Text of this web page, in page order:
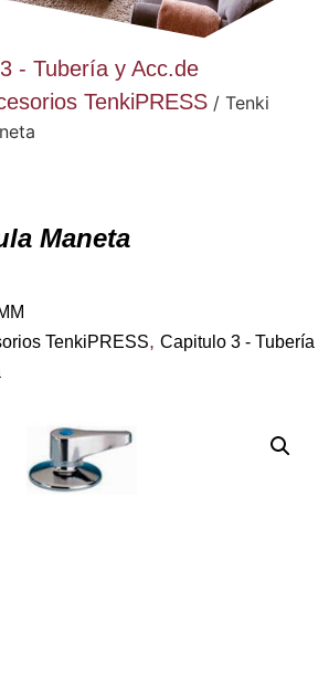
- Tubería y Acc.de
TenkiPRESS / Tenki
Maneta
TenkiPRESS, Capitulo 3 - Tubería